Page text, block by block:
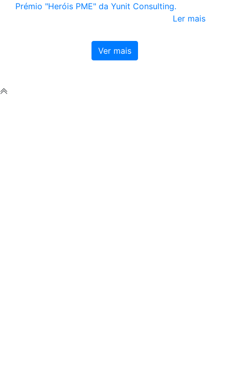
Prémio "Heróis PME" da Yunit Consulting.
Ler mais
Ver mais